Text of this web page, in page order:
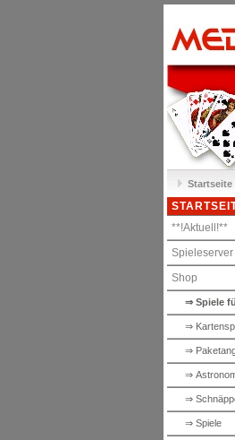
Startseite
**!Aktuell!**
Spieleserver
Shop
⇒ Spiele
⇒
⇒
⇒
⇒
⇒ Spiele